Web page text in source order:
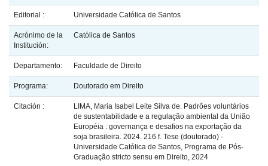
Editorial : Universidade Católica de Santos
Acrónimo de la
Institución:
Católica de Santos
Departamento: Faculdade de Direito
Programa: Doutorado em Direito
Citación :
LIMA, Maria Isabel Leite Silva de. Padrões voluntários
de sustentabilidade e a regulação ambiental da União
Européia : governança e desafios na exportação da
soja brasileira. 2024. 216 f. Tese (doutorado) -
Universidade Católica de Santos, Programa de Pós-
Graduação stricto sensu em Direito, 2024